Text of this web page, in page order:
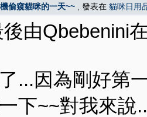
偷窺貓咪的一天~~ , 發表在 貓咪日用
由Qbebenini
...因為剛好第
下~~對我來